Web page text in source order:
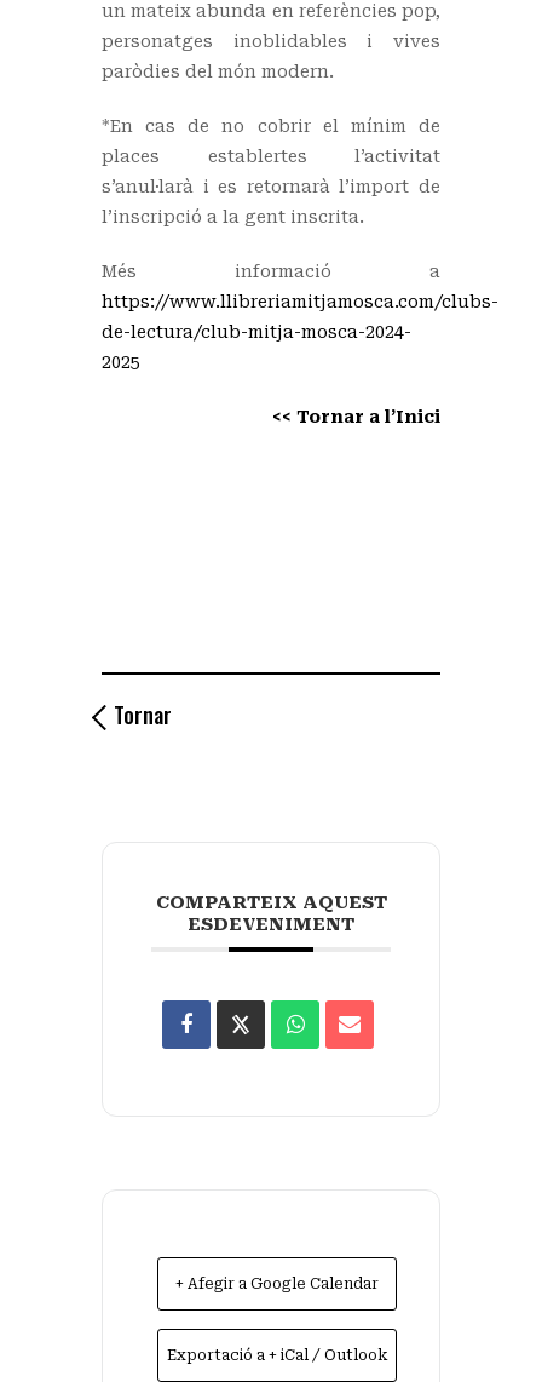
un mateix abunda en referències pop,
personatges inoblidables i vives
paròdies del món modern.
*En cas de no cobrir el mínim de
places establertes l’activitat
s’anul·larà i es retornarà l’import de
l’inscripció a la gent inscrita.
Més informació a
https://www.llibreriamitjamosca.com/clubs-
de-lectura/club-mitja-mosca-2024-
2025
<< Tornar a l’Inici
Tornar
COMPARTEIX AQUEST
ESDEVENIMENT
+ Afegir a Google Calendar
Exportació a + iCal / Outlook